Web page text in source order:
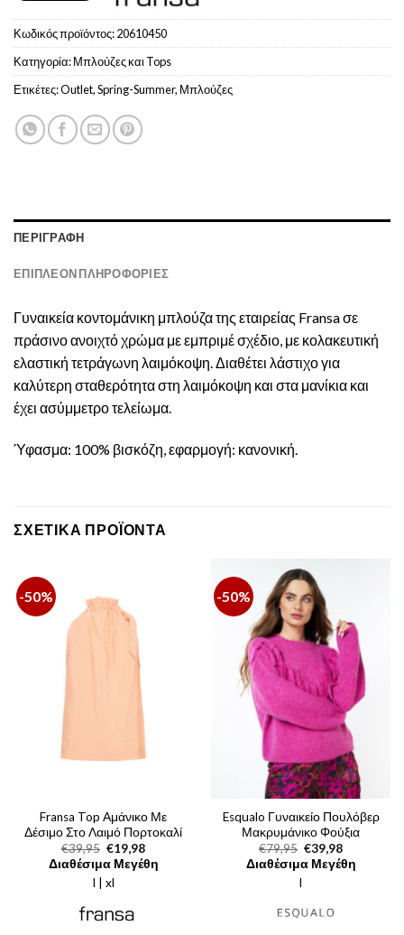
Κωδικός προϊόντος:20610450
Κατηγορία:Μπλούζες και Tops
Ετικέτες:Outlet,Spring-Summer, Μπλούζες
ΠΕΡΙΓΡΑΦΉ
ΕΠΙΠΛΈΟΝ ΠΛΗΡΟΦΟΡΊΕΣ
Γυναικεία κοντομάνικη μπλούζα της εταιρείας Fransa σε
πράσινο ανοιχτό χρώμα με εμπριμέ σχέδιο, με κολακευτική
ελαστική τετράγωνη λαιμόκοψη. Διαθέτει λάστιχο για
καλύτερη σταθερότητα στη λαιμόκοψη και στα μανίκια και
έχει ασύμμετρο τελείωμα.
Ύφασμα: 100% βισκόζη, εφαρμογή: κανονική.
ΣΧΕΤΙΚΆ ΠΡΟΪΌΝΤΑ
-50%
Fransa Top Αμάνικο Με
Δέσιμο Στο Λαιμό Πορτοκαλί
€39,95 Original
price
was:
€39,95.
€19,98Η
τρέχουσα
τιμή
Διαθέσιμα Μεγέθη
l | xl
-50%
Esqualo Γυναικείο Πουλόβερ
Μακρυμάνικο Φούξια
€79,95 Original
price
was:
€39,98Η
τρέχουσα
τιμή
Διαθέσιμα Μεγέθη
l